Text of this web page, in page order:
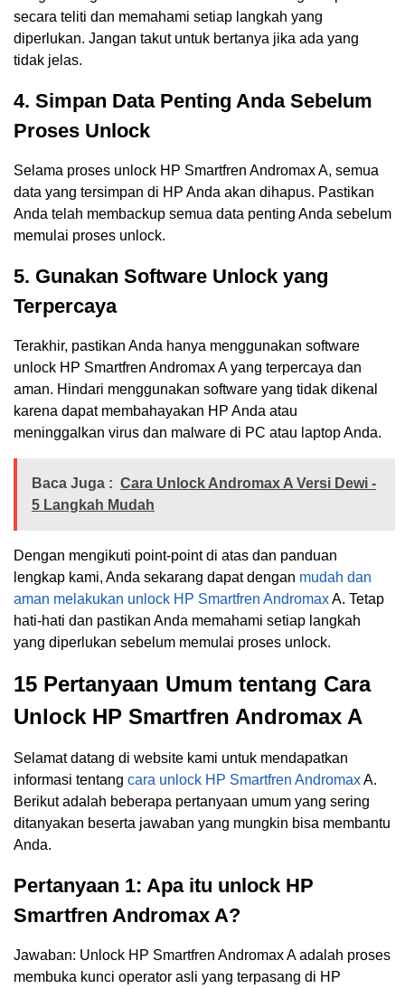
secara teliti dan memahami setiap langkah yang
diperlukan. Jangan takut untuk bertanya jika ada yang
tidak jelas.
4. Simpan Data Penting Anda Sebelum
Proses Unlock
Selama proses unlock HP Smartfren Andromax A, semua
data yang tersimpan di HP Anda akan dihapus. Pastikan
Anda telah membackup semua data penting Anda sebelum
memulai proses unlock.
5. Gunakan Software Unlock yang
Terpercaya
Terakhir, pastikan Anda hanya menggunakan software
unlock HP Smartfren Andromax A yang terpercaya dan
aman. Hindari menggunakan software yang tidak dikenal
karena dapat membahayakan HP Anda atau
meninggalkan virus dan malware di PC atau laptop Anda.
Baca Juga : Cara Unlock Andromax A Versi Dewi -
5 Langkah Mudah
Dengan mengikuti point-point di atas dan panduan
lengkap kami, Anda sekarang dapat dengan mudah dan
aman melakukan unlock HP Smartfren AndromaxA. Tetap
hati-hati dan pastikan Anda memahami setiap langkah
yang diperlukan sebelum memulai proses unlock.
15 Pertanyaan Umum tentang Cara
Unlock HP Smartfren Andromax A
Selamat datang di website kami untuk mendapatkan
informasi tentang cara unlock HP Smartfren AndromaxA.
Berikut adalah beberapa pertanyaan umum yang sering
ditanyakan beserta jawaban yang mungkin bisa membantu
Anda.
Pertanyaan 1: Apa itu unlock HP
Smartfren Andromax A?
Jawaban: Unlock HP Smartfren Andromax A adalah proses
membuka kunci operator asli yang terpasang di HP